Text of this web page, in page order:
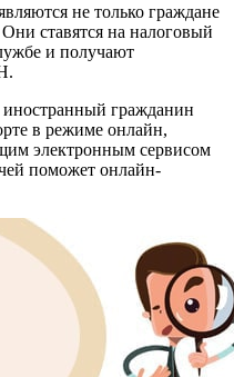
не только граждане
ставятся на налоговый
и получают
гражданин
в режиме онлайн,
электронным сервисом
поможет онлайн-